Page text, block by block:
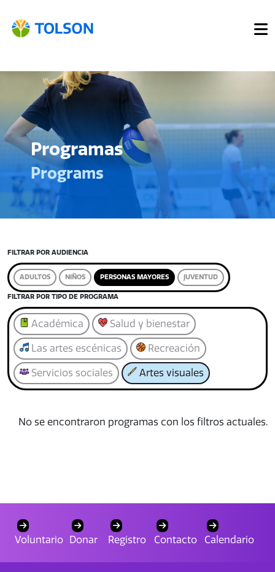
Programas
Programs
FILTRAR POR AUDIENCIA
ADULTOS NIÑOS PERSONAS MAYORES JUVENTUD
FILTRAR POR TIPO DE PROGRAMA
Académica Salud y bienestar
Las artes escénicas Recreación
Servicios sociales Artes visuales
No se encontraron programas con los filtros actuales.
Voluntario Donar Registro Contacto Calendario